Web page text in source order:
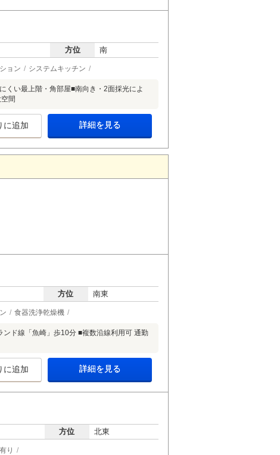
方位 南
ョン システムキッチン
くい最上階・角部屋■南向き・2面採光によ
間
に追加 詳細を見る
方位 南東
食器洗浄乾燥機
ド線「魚崎」歩10分 ■複数沿線利用可 通勤
に追加 詳細を見る
方位 北東
り